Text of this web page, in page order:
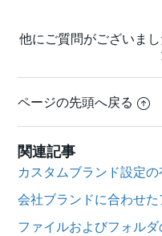
他にご質問がございまし
ページの先頭へ戻る
関連記事
カスタムブランド設定
会社ブランドに合わせ
ファイルおよびフォルダ